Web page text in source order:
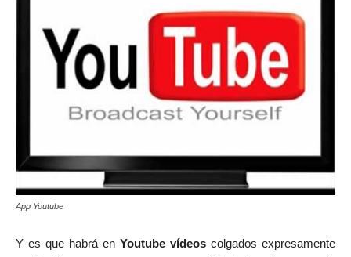
App Youtube
Y es que habrá en Youtube vídeos colgados expresamente